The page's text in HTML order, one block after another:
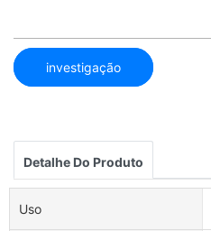
investigação
Detalhe Do Produto
Uso